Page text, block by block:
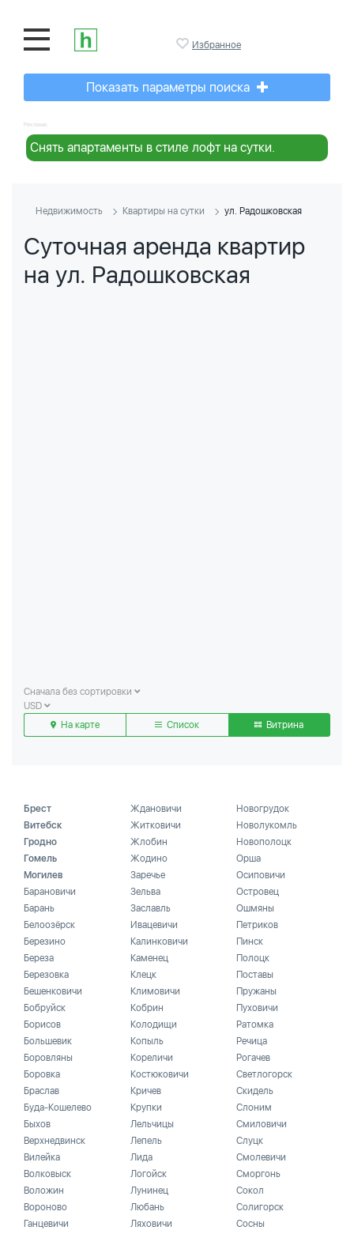
Избранное
Показать параметры поиска
Реклама:
Снять апартаменты в стиле лофт на сутки.
Недвижимость Квартиры на сутки ул. Радошковская
Суточная аренда квартир
на ул. Радошковская
Сначала без сортировки
USD
На карте
Список Витрина
Брест
Витебск
Гродно
Гомель
Могилев
Барановичи
Барань
Белоозёрск
Березино
Береза
Березовка
Бешенковичи
Бобруйск
Борисов
Большевик
Боровляны
Боровка
Браслав
Буда-Кошелево
Быхов
Верхнедвинск
Вилейка
Волковыск
Воложин
Вороново
Ганцевичи
Ждановичи
Житковичи
Жлобин
Жодино
Заречье
Зельва
Заславль
Ивацевичи
Калинковичи
Каменец
Клецк
Климовичи
Кобрин
Колодищи
Копыль
Кореличи
Костюковичи
Кричев
Крупки
Лельчицы
Лепель
Лида
Логойск
Лунинец
Любань
Ляховичи
Новогрудок
Новолукомль
Новополоцк
Орша
Осиповичи
Островец
Ошмяны
Петриков
Пинск
Полоцк
Поставы
Пружаны
Пуховичи
Ратомка
Речица
Рогачев
Светлогорск
Скидель
Слоним
Смиловичи
Слуцк
Смолевичи
Сморгонь
Сокол
Солигорск
Сосны